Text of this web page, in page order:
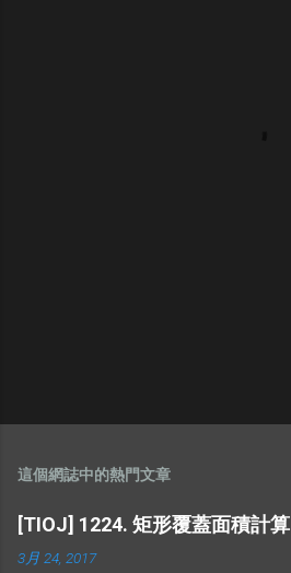
這個網誌中的熱門文章
[TIOJ] 1224. 矩形覆蓋面積計算
3月 24, 2017